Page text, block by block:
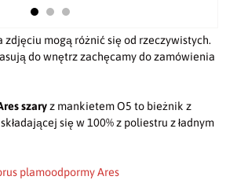
zdjęciu mogą różnić się od rzeczywistych.
do wnętrz zachęcamy do zamówienia
szaryz mankietem O5 to bieżnik z
się w 100% z poliestru z ładnym
plamoodpormy Ares